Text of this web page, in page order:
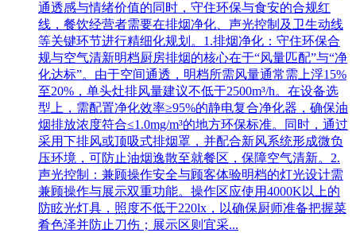
通透感与情绪价值的同时，守住环保与食安的合规红
线，餐饮经营者需要在排烟净化、声光控制及卫生动线
等关键环节进行精细化规划。1.排烟净化：守住环保合
规与空气清新明档厨房排烟的核心在于“风量匹配”与“净
化达标”。由于空间通透，明档所需风量通常需上浮15%
至20%，单头灶排风量建议不低于2500m³/h。在设备选
型上，需配置净化效率≥95%的静电复合净化器，确保油
烟排放浓度符合≤1.0mg/m³的地方环保标准。同时，通过
采用下排风或顶吸式排烟罩，并配合新风系统形成微负
压环境，可防止油烟逸散至就餐区，保障空气清新。2.
声光控制：兼顾操作安全与顾客体验明档的灯光设计需
兼顾操作与展示双重功能。操作区应使用4000K以上的
防眩光灯具，照度不低于220lx，以确保厨师准备把握菜
肴色泽并防止刀伤；展示区则宜采...